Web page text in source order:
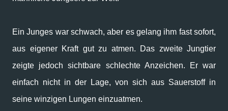
Ein Junges war schwach, aber es gelang ihm fast sofort,
aus eigener Kraft gut zu atmen. Das zweite Jungtier
zeigte jedoch sichtbare schlechte Anzeichen. Er war
einfach nicht in der Lage, von sich aus Sauerstoff in
seine winzigen Lungen einzuatmen.